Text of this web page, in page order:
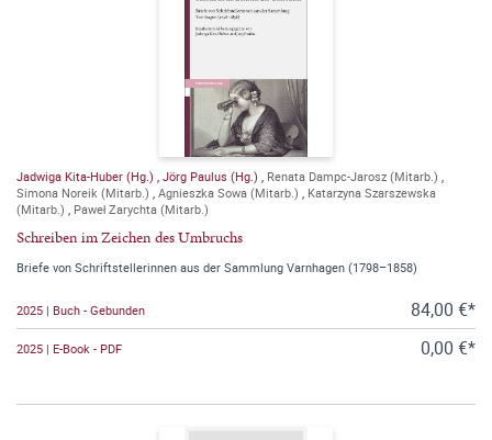
Jadwiga Kita-Huber (Hg.) , Jörg Paulus (Hg.) , Renata Dampc-Jarosz (Mitarb.) ,
Simona Noreik (Mitarb.) , Agnieszka Sowa (Mitarb.) , Katarzyna Szarszewska
(Mitarb.) , Paweł Zarychta (Mitarb.)
Schreiben im Zeichen des Umbruchs
Briefe von Schriftstellerinnen aus der Sammlung Varnhagen (1798–1858)
2025 | Buch - Gebunden 84,00 €*
2025 | E-Book - PDF 0,00 €*